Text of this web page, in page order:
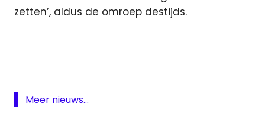
zetten’, aldus de omroep destijds.
programmering
Meer nieuws...